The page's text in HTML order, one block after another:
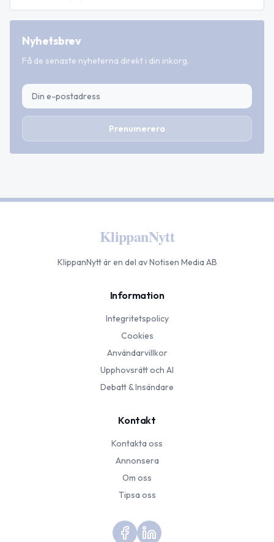
Nyhetsbrev
Få de senaste nyheterna direkt i din inkorg.
Prenumerera
KlippanNytt
KlippanNyttär en del av Notisen Media AB
Information
Integritetspolicy
Cookies
Användarvillkor
Upphovsrätt och AI
Debatt & Insändare
Kontakt
Kontakta oss
Annonsera
Om oss
Tipsa oss